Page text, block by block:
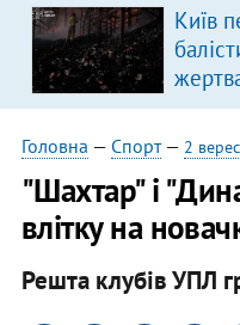
Київ
Головна — Спорт— 2
"Шахтар" і
влітку на
Решта клубів УПЛ